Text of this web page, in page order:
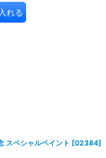
れる
スペシャルペイント [02384]